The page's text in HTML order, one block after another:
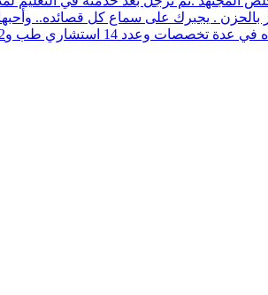
بالحزن . يجبرك على سماع كل قصائده..